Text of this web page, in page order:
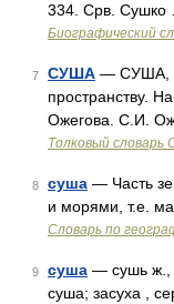
334. Срв. Сушко
Биографический
7 СУША — СУША,
пространству.
Ожегова. С.И.
Толковый словарь
8 суша — Часть
и морями, т.е.
Словарь по
9 суша — сушь ж.,
суша; засуха ,